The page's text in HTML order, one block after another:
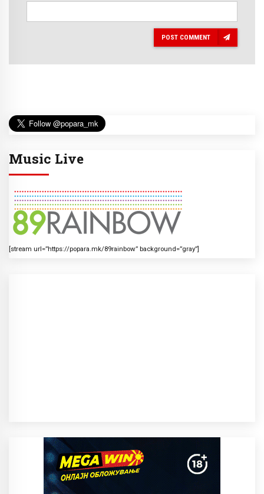
POST COMMENT
Music Live
[stream url=”https://popara.mk/89rainbow” background=”gray”]